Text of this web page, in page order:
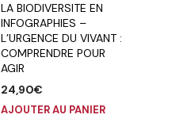
LA BIODIVERSITE EN
INFOGRAPHIES –
L’URGENCE DU VIVANT :
COMPRENDRE POUR
AGIR
24,90€
AJOUTER AU PANIER